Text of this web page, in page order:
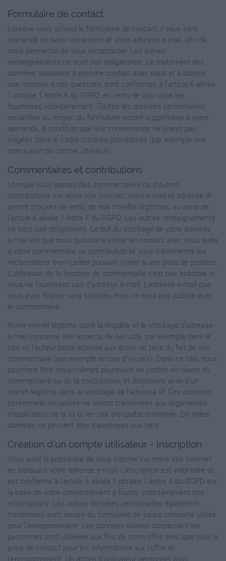
Formulaire de contact
Lorsque vous utilisez le formulaire de contact, il vous sera
demandé de saisir votre nom et votre adresse e-mail, afin de
nous permettre de vous recontacter. Les autres
renseignements ne sont pas obligatoires. Le traitement des
données destinées à prendre contact avec nous et à obtenir
une réponse à vos questions sont conformes à l'article 6 alinéa
1 phrase 1 lettre A du RGPD, en vertu de quoi vous les
fournissez volontairement. Toutes les données personnelles
recueillies au moyen du formulaire seront supprimées à votre
demande, à condition que leur conservation ne soient pas
exigées dans le cadre d'autres procédures (par exemple une
conclusion de contrat ultérieur).
Commentaires et contributions
Lorsque vous laissez des commentaires ou d'autres
contributions sur notre site Internet, votre e-mail et adresse IP
seront stockés en vertu de nos intérêts légitimes, au sens de
l'article 6 alinéa 1 lettre F du RGPD. Les autres renseignements
ne sont pas obligatoires. Le but du stockage de votre adresse
e-mail est que nous puissions entrer en contact avec vous suite
à votre commentaire ou contribution et vous transmettre les
réclamations éventuelles pouvant inviter à une prise de position.
L'utilisation de la fonction de commentaire n'est pas possible si
vous ne fournissez pas d'adresse e-mail. L'adresse e-mail que
vous avez fournie sera stockée, mais ne sera pas publiée avec
le commentaire.
Notre intérêt légitime dans la requête et le stockage d’adresse
e-mail concerne des aspects de sécurité, par exemple dans le
cas où l'auteur porte atteinte aux droits de tiers du fait de son
commentaire (par exemple en cas d'injures). Dans ce cas, nous
pourrions être nous-mêmes poursuivis en justice en raison du
commentaire ou de la contribution, et disposons ainsi d'un
intérêt légitime dans le stockage de l'adresse IP. Ces données
personnelle recueillies ne seront transmises aux organismes
d'application de la loi qu'en cas d'enquête criminelle. De telles
données ne peuvent être transmises aux tiers.
Création d'un compte utilisateur - Inscription
Vous avez la possibilité de vous inscrire sur notre site Internet
en indiquant votre adresse e-mail. L'inscription est volontaire et
est conforme à l'article 6 alinéa 1 phrase 1 lettre A du RGPD sur
la base de votre consentement à fournir volontairement ces
informations. Les autres données personnelles également
transmises sont issues du formulaire de saisie concerné utilisé
pour l'enregistrement. Les données saisies concernant les
personnes sont utilisées aux fins de notre offre ainsi que pour la
prise de contact pour les informations sur l'offre et
l'enregistrement. Un accès d’utilisateur personnel vous